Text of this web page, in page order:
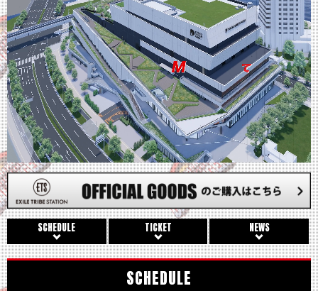
SCHEDULE TICKET NEWS
SCHEDULE